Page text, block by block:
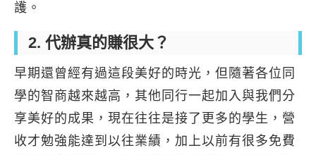
護。
2. 代辦真的賺很大？
早期還曾經有過這段美好的時光，但隨著各位同
學的智商越來越高，其他同行一起加入與我們分
享美好的成果，現在往往是接了更多的學生，營
收才勉強能達到以往業績，加上以前有很多免費